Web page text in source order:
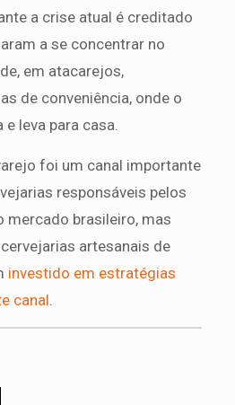
a crise atual é creditado
a se concentrar no
em atacarejos,
de conveniência, onde o
leva para casa.
foi um canal importante
responsáveis pelos
mercado brasileiro, mas
artesanais de
investido em estratégias
canal